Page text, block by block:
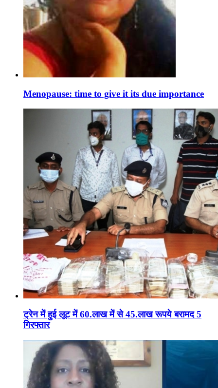
Menopause: time to give it its due importance
ट्रेन में हुई लूट में 60.लाख में से 45.लाख रूपये बरामद 5
गिरफ्तार